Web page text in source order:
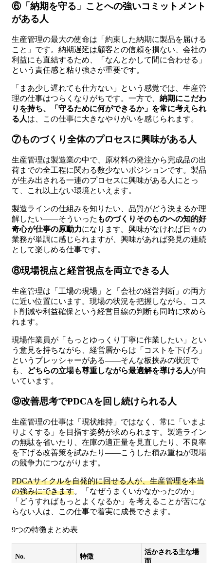
⑥「納期を守る」ことへの強いコミットメント
がある人
生産管理の最大の使命は「約束した納期に製品を届ける
こと」です。納期遅延は顧客との信頼を損ない、会社の
利益にも直結するため、「なんとかして間に合わせる」
という責任感と粘り強さが重要です。
「まあ少し遅れても仕方ない」という感覚では、生産管
理の仕事はつらくなりがちです。一方で、 納期にこだわ
りを持ち、「守るために何ができるか」を常に考えられ
る人は、この仕事に大きなやりがいを感じられます。
⑦ものづくり全体のプロセスに興味がある人
生産管理は製造業の中で、原材料の発注から完成品の出
荷までの全工程に関わる数少ないポジションです。製品
が生み出される一連のプロセスに興味がある人にとっ
て、これ以上ない環境といえます。
製造ラインの仕組みを知りたい、品質がどう決まるか理
解したい——そういった ものづくりそのものへの知的好
奇心が仕事の原動力になります。興味がなければ日々の
業務が単調に感じられますが、興味があれば発見の連続
として楽しめる仕事です。
⑧現場視点と経営視点を両立できる人
生産管理は「工場の現場」と「会社の経営判断」の両方
に近い位置にいます。現場の状況を把握しながら、コス
ト削減や利益確保という経営目線の判断も同時に求めら
れます。
現場作業員が「もっとゆっくり丁寧に作業したい」とい
う意見を持ちながら、経営層からは「コストを下げろ」
というプレッシャーがある——そんな板挟みの状況で
も、
どちらの立場も尊重しながら最適解を導ける人が向
いています。
⑨改善思考でPDCAを回し続けられる人
生産管理の仕事は「現状維持」ではなく、常に「いまよ
りよくする」を目指す姿勢が求められます。製造ライン
の無駄を省いたり、在庫の適正量を見直したり、不良率
を下げる改善策を試みたり——こうした積み重ねが現場
の競争力につながります。
PDCAサイクルを自発的に回せる人が、生産管理を本当
の強みにできます。「なぜうまくいかなかったのか」
「どうすればもっとよくなるか」を考えることが苦にな
らない人は、この仕事で着実に成長できます。
9つの特徴まとめ表
No. 特徴
活かされる主な場
面